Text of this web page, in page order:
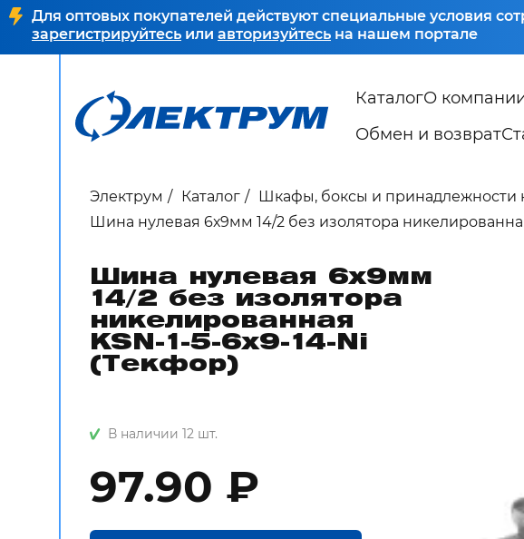
Для оптовых покупателей действуют специальные условия
зарегистрируйтесь или авторизуйтесь на нашем портале
КаталогО
Обмен и возврат
Электрум Каталог Шкафы, боксы и принадлежности
Шина нулевая 6х9мм 14/2 без изолятора
Шина нулевая 6х9мм
14/2 без изолятора
никелированная
KSN-1-5-6x9-14-Ni
(Текфор)
В наличии 12 шт.
97.90 ₽